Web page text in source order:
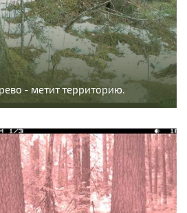
- метит территорию.